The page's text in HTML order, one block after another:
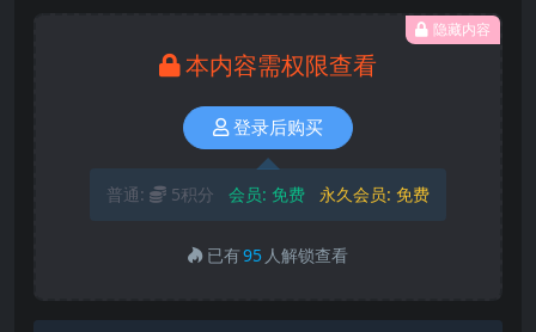
隐藏内容
本内容需权限查看
登录后购买
普通: 5积分 会员: 免费 永久会员: 免费
已有95 人解锁查看